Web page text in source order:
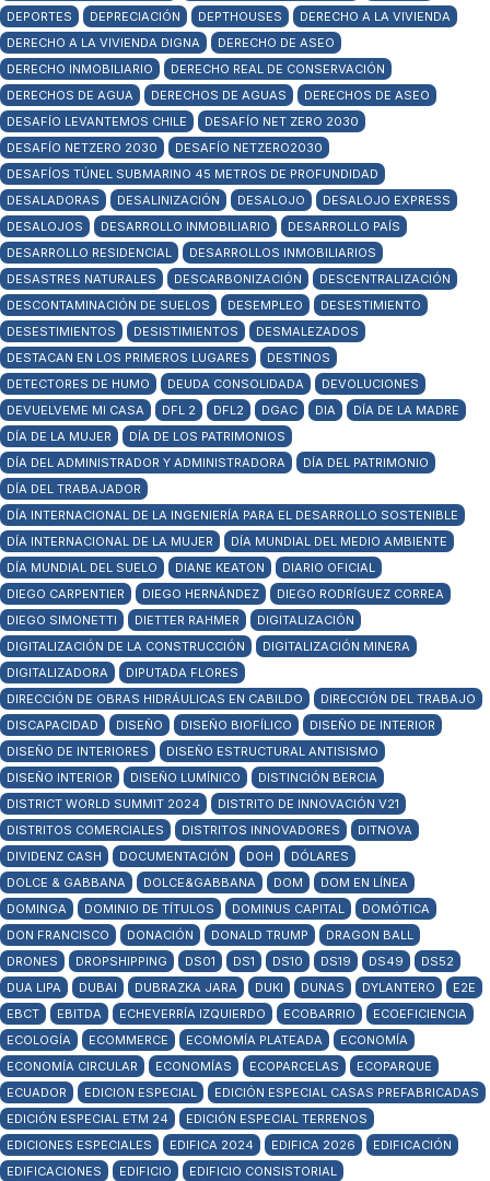
DEPORTES
DEPRECIACIÓN DEPTHOUSES
DERECHO A LA VIVIENDA
DERECHO A LA VIVIENDA DIGNA
DERECHO DE ASEO
DERECHO INMOBILIARIO
DERECHO REAL DE CONSERVACIÓN
DERECHOS DE AGUA
DERECHOS DE AGUAS
DERECHOS DE ASEO
DESAFÍO LEVANTEMOS CHILE
DESAFÍO NET ZERO 2030
DESAFÍO NETZERO 2030
DESAFÍO NETZERO2030
DESAFÍOS TÚNEL SUBMARINO 45 METROS DE PROFUNDIDAD
DESALADORAS
DESALINIZACIÓN DESALOJO
DESALOJO EXPRESS
DESALOJOS
DESARROLLO INMOBILIARIO
DESARROLLO PAÍS
DESARROLLO RESIDENCIAL
DESARROLLOS INMOBILIARIOS
DESASTRES NATURALES
DESCARBONIZACIÓN
DESCENTRALIZACIÓN
DESCONTAMINACIÓN DE SUELOS
DESEMPLEO
DESESTIMIENTO
DESESTIMIENTOS
DESISTIMIENTOS
DESMALEZADOS
DESTACAN EN LOS PRIMEROS LUGARES
DESTINOS
DETECTORES DE HUMO
DEUDA CONSOLIDADA
DEVOLUCIONES
DEVUELVEME MI CASA
DFL 2 DFL2 DGAC DIA
DÍA DE LA MADRE
DÍA DE LA MUJER
DÍA DE LOS PATRIMONIOS
DÍA DEL ADMINISTRADOR Y ADMINISTRADORA
DÍA DEL PATRIMONIO
DÍA DEL TRABAJADOR
DÍA INTERNACIONAL DE LA INGENIERÍA PARA EL DESARROLLO SOSTENIBLE
DÍA INTERNACIONAL DE LA MUJER
DÍA MUNDIAL DEL MEDIO AMBIENTE
DÍA MUNDIAL DEL SUELO
DIANE KEATON
DIARIO OFICIAL
DIEGO CARPENTIER
DIEGO HERNÁNDEZ
DIEGO RODRÍGUEZ CORREA
DIEGO SIMONETTI
DIETTER RAHMER
DIGITALIZACIÓN
DIGITALIZACIÓN DE LA CONSTRUCCIÓN
DIGITALIZACIÓN MINERA
DIGITALIZADORA
DIPUTADA FLORES
DIRECCIÓN DE OBRAS HIDRÁULICAS EN CABILDO
DIRECCIÓN DEL TRABAJO
DISCAPACIDAD
DISEÑO DISEÑO BIOFÍLICO
DISEÑO DE INTERIOR
DISEÑO DE INTERIORES
DISEÑO ESTRUCTURAL ANTISISMO
DISEÑO INTERIOR
DISEÑO LUMÍNICO
DISTINCIÓN BERCIA
DISTRICT WORLD SUMMIT 2024
DISTRITO DE INNOVACIÓN V21
DISTRITOS COMERCIALES
DISTRITOS INNOVADORES
DITNOVA
DIVIDENZ CASH
DOCUMENTACIÓN DOH
DÓLARES
DOLCE & GABBANA
DOLCE&GABBANA DOM
DOM EN LÍNEA
DOMINGA
DOMINIO DE TÍTULOS DOMINUS CAPITAL
DOMÓTICA
DON FRANCISCO
DONACIÓN DONALD TRUMP
DRAGON BALL
DRONES
DROPSHIPPING DS01 DS1 DS10 DS19 DS49
DS52
DUA LIPA
DUBAI DUBRAZKA JARA DUKI DUNAS DYLANTERO
E2E
EBCT
EBITDA ECHEVERRÍA IZQUIERDO ECOBARRIO
ECOEFICIENCIA
ECOLOGÍA
ECOMMERCE ECOMOMÍA PLATEADA
ECONOMÍA
ECONOMÍA CIRCULAR
ECONOMÍAS ECOPARCELAS
ECOPARQUE
ECUADOR
EDICION ESPECIAL
EDICIÓN ESPECIAL CASAS PREFABRICADAS
EDICIÓN ESPECIAL ETM 24
EDICIÓN ESPECIAL TERRENOS
EDICIONES ESPECIALES
EDIFICA 2024 EDIFICA 2026
EDIFICACIÓN
EDIFICACIONES
EDIFICIO EDIFICIO CONSISTORIAL